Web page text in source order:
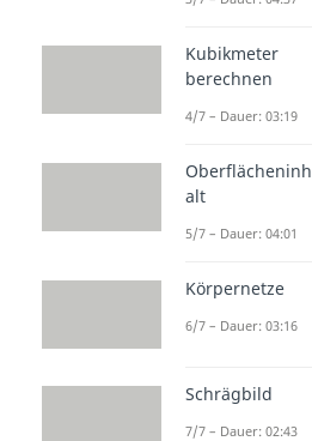
Kubikmeter
berechnen
4/7 – Dauer: 03:19
Oberflächeninh
alt
5/7 – Dauer: 04:01
Körpernetze
6/7 – Dauer: 03:16
Schrägbild
7/7 – Dauer: 02:43